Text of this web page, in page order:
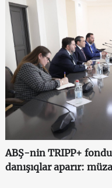
ABŞ-nin TRIPP+
danışıqlar aparır: